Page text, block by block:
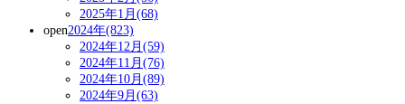
2025年1月(68)
open2024年(823)
2024年12月(59)
2024年11月(76)
2024年10月(89)
2024年9月(63)